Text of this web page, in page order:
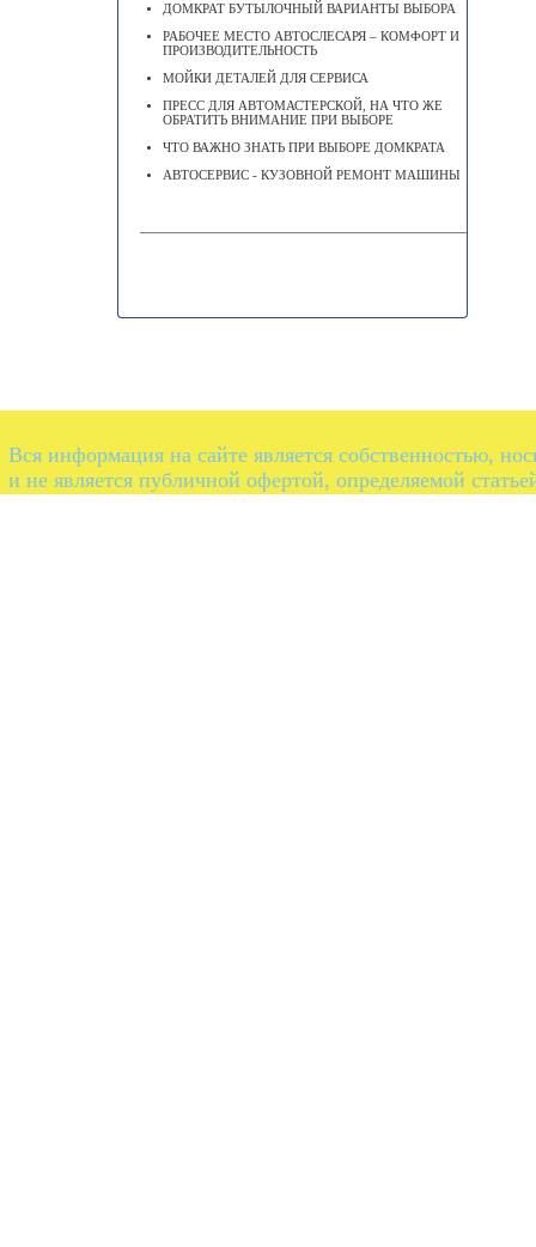
ДОМКРАТ БУТЫЛОЧНЫЙ ВАРИАНТЫ ВЫБОРА
РАБОЧЕЕ МЕСТО АВТОСЛЕСАРЯ – КОМФОРТ И
ПРОИЗВОДИТЕЛЬНОСТЬ
МОЙКИ ДЕТАЛЕЙ ДЛЯ СЕРВИСА
ПРЕСС ДЛЯ АВТОМАСТЕРСКОЙ, НА ЧТО ЖЕ
ОБРАТИТЬ ВНИМАНИЕ ПРИ ВЫБОРЕ
ЧТО ВАЖНО ЗНАТЬ ПРИ ВЫБОРЕ ДОМКРАТА
АВТОСЕРВИС - КУЗОВНОЙ РЕМОНТ МАШИНЫ
Вся информация на сайте является собственностью,
и не является публичной офертой, определяемой